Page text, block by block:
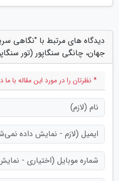
دیدگاه های مرتبط با "نگاهی
جهان، چانگی سنگاپور (تور
* نظرتان را در مورد این مقاله با ما